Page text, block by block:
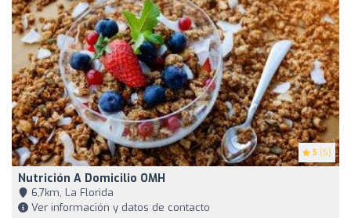
5 (5)
Nutrición A Domicilio OMH
6,7km, La Florida
Ver información y datos de contacto